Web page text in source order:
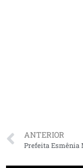
ANTERIOR